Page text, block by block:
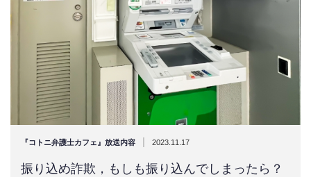
『コトニ弁護士カフェ』放送内容 | 2023.11.17
振り込め詐欺，もしも振り込んでしまったら？